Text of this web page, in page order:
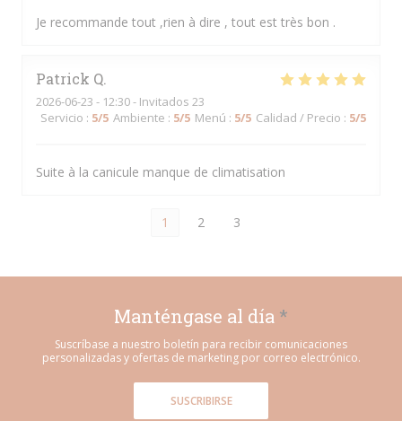
Je recommande tout ,rien à dire , tout est très bon .
Patrick Q
2026-06-23 - 12:30 - Invitados 23
Servicio : 5/5 Ambiente : 5/5 Menú : 5/5 Calidad / Precio : 5/5
Suite à la canicule manque de climatisation
1 2 3
Manténgase al día *
Suscríbase a nuestro boletín para recibir comunicaciones
personalizadas y ofertas de marketing por correo electrónico.
SUSCRIBIRSE